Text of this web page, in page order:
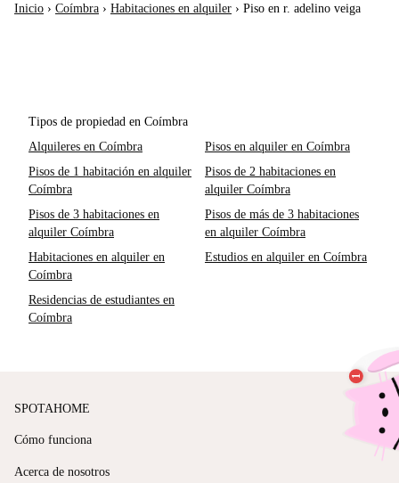
Inicio › Coímbra › Habitaciones en alquiler › Piso en r. adelino veiga
Tipos de propiedad en Coímbra
Alquileres en Coímbra
Pisos en alquiler en Coímbra
Pisos de 1 habitación en alquiler
Coímbra
Pisos de 2 habitaciones en
alquiler Coímbra
Pisos de 3 habitaciones en
alquiler Coímbra
Pisos de más de 3 habitaciones
en alquiler Coímbra
Habitaciones en alquiler en
Coímbra
Estudios en alquiler en Coímbra
Residencias de estudiantes en
Coímbra
SPOTAHOME
Cómo funciona
Acerca de nosotros